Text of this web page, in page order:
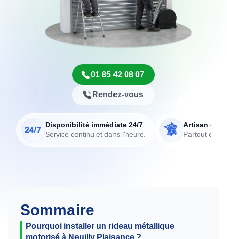
01 85 42 08 07
Rendez-vous
Disponibilité immédiate 24/7
Service continu et dans l'heure.
Artisan de
Partout en
Sommaire
Pourquoi installer un rideau métallique
motorisé à Neuilly Plaisance ?